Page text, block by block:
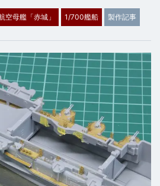
空母艦「赤城」 1/700艦船 製作記事